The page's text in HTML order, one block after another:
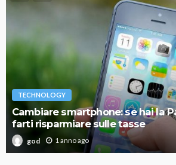
TECHNOLOGY
Cambiare smartphone: se hai la
farti risparmiare sulle tasse
god 1 anno ago